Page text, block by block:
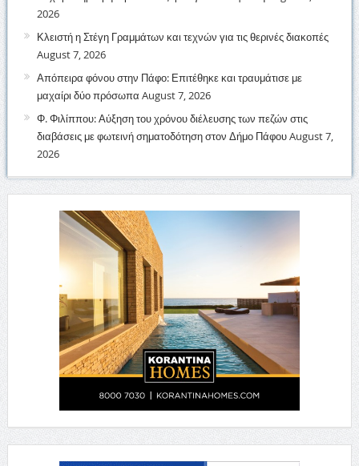
2026
Κλειστή η Στέγη Γραμμάτων και τεχνών για τις θερινές διακοπές
August 7, 2026
Απόπειρα φόνου στην Πάφο: Επιτέθηκε και τραυμάτισε με
μαχαίρι δύο πρόσωπα August 7, 2026
Φ. Φιλίππου: Αύξηση του χρόνου διέλευσης των πεζών στις
διαβάσεις με φωτεινή σηματοδότηση στον Δήμο ΠάφουAugust 7,
2026